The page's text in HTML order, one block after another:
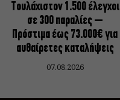
Τουλάχιστον 1.500 έλεγχοι
σε 300 παραλίες –
Πρόστιμα έως 73.000€ για
αυθαίρετες καταλήψεις
07.08.2026